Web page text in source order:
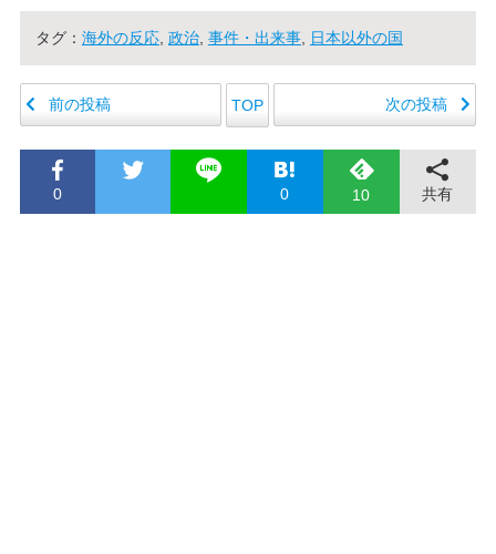
タグ： 海外の反応, 政治, 事件・出来事, 日本以外の国
前の投稿 TOP 次の投稿
0 0 10 共有